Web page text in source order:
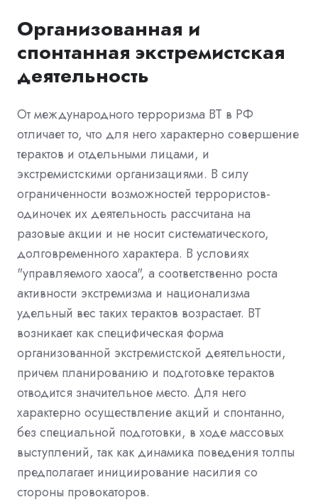
Организованная и
спонтанная экстремистская
деятельность
От международного терроризма ВТ в РФ
отличает то, что для него характерно совершение
терактов и отдельными лицами, и
экстремистскими организациями. В силу
ограниченности возможностей террористов-
одиночек их деятельность рассчитана на
разовые акции и не носит систематического,
долговременного характера. В условиях
"управляемого хаоса", а соответственно роста
активности экстремизма и национализма
удельный вес таких терактов возрастает. ВТ
возникает как специфическая форма
организованной экстремистской деятельности,
причем планированию и подготовке терактов
отводится значительное место. Для него
характерно осуществление акций и спонтанно,
без специальной подготовки, в ходе массовых
выступлений, так как динамика поведения толпы
предполагает инициирование насилия со
стороны провокаторов.